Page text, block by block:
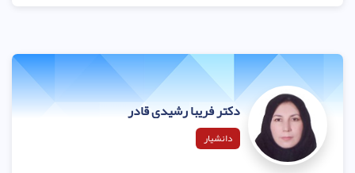
دکتر فریبا رشیدی قادر
دانشیار